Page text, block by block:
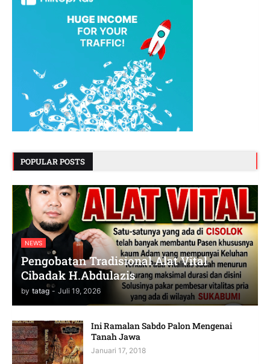
POPULAR POSTS
NEWS
Pengobatan Tradisional Alat Vital
Cibadak H.Abdulazis
by tatag - Juli 19, 2026
Ini Ramalan Sabdo Palon Mengenai
Tanah Jawa
Januari 17, 2018